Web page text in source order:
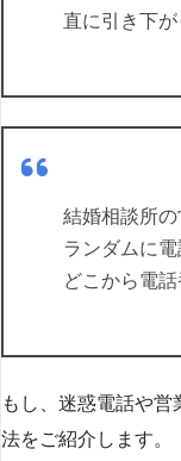
直に引き下が
結婚相談所の
ランダムに
どこから電話
もし、迷惑電話や
法をご紹介します。